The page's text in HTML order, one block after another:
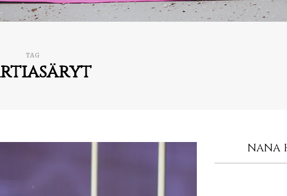
TAG
NANA